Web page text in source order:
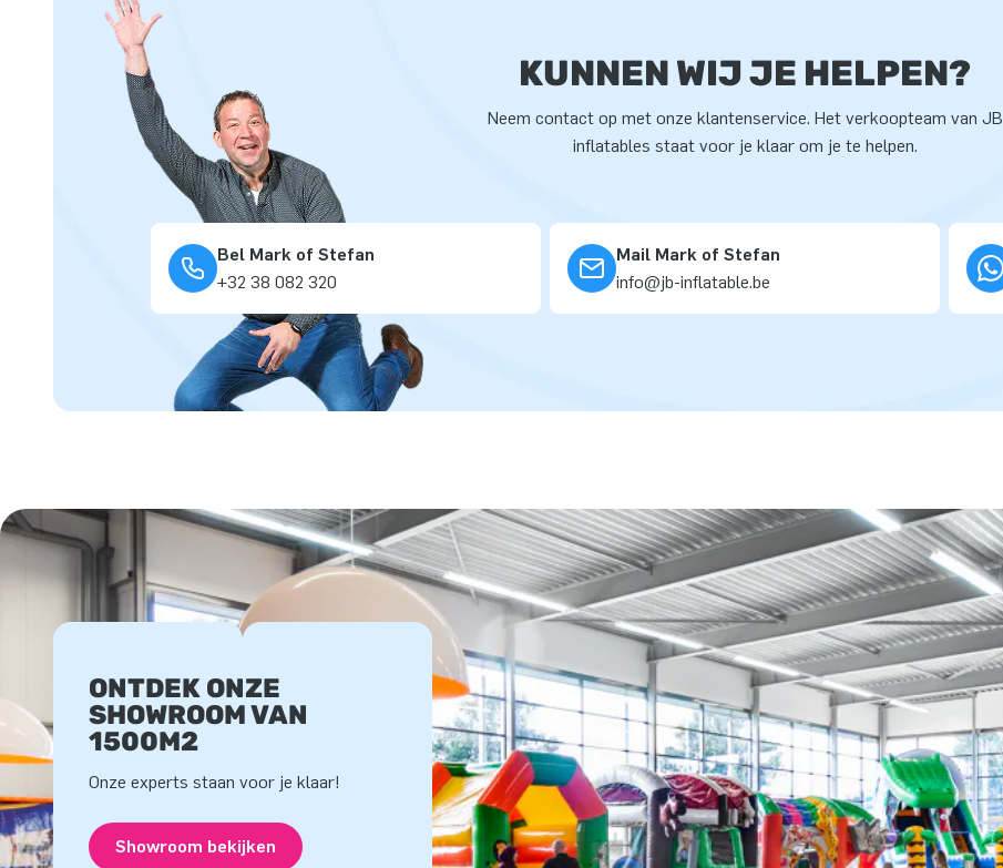
KUNNEN WIJ JE HELPEN?
Neem contact op met onze klantenservice. Het verkoopteam van JB
inflatables staat voor je klaar om je te helpen.
Bel Mark of Stefan
+32 38 082 320
Mail Mark of Stefan
info@jb-inflatable.be
ONTDEK ONZE
SHOWROOM VAN
1500M2
Onze experts staan voor je klaar!
Showroom bekijken